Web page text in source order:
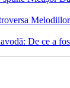
De ce a